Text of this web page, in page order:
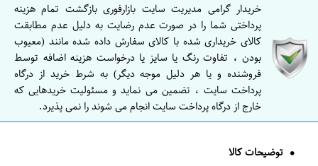
خریدار گرامی مدیریت سایت بازارفوری بازگشت تمام هزینه
پرداختی شما را در صورت عدم رضایت به دلیل عدم مطابقت
کالای خریداری شده با کالای سفارش داده شده مانند (معیوب
بودن ، تفاوت رنگ یا سایز یا درخواست هزینه اضافه توسط
فروشنده و یا هر دلیل موجه دیگر) به شرط خرید از درگاه
پرداخت سایت ، تضمین می نماید و مسئولیت خریدهایی که
خارج از درگاه پرداخت سایت انجام می شوند را نمی پذیرد.
توضیحات کالا